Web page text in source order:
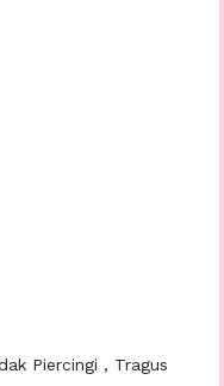
Piercingi , Tragus